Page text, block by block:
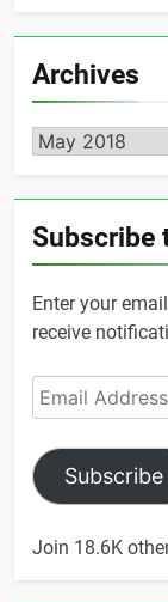
Archives
Archives
Subscribe
Enter your
receive
Email
Address
Subscribe
Join 18.6K